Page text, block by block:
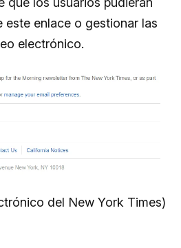
este enlace o gestionar las
electrónico.
del New York Times)